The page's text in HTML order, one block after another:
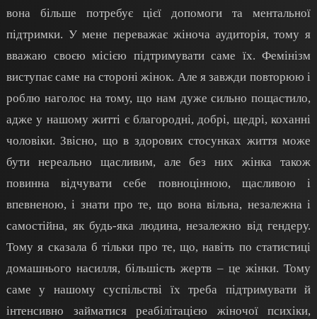
вона більше потребує цієї допомоги та ментальної
підтримки. У мене переважає жіноча аудиторія, тому я
вважаю своєю місією підтримувати саме їх. Фемінізм
виступає саме на стороні жінок. Але я завжди повторюю і
роблю наголос на тому, що нам дуже сильно пощастило,
адже у нашому житті є благородні, добрі, щедрі, коханні
чоловіки. Звісно, що в здорових стосунках життя може
бути нереально щасливим, але без них жінка також
повинна відчувати себе повноцінною, щасливою і
впевненою, і знати про те, що вона вільна, незалежна і
самостійна, як будь-яка людина, незалежно від гендеру.
Тому я сказала б тільки про те, що, навіть по статистиці
домашнього насилля, більшість жертв – це жінки. Тому
саме у нашому суспільстві їх треба підтримувати й
інтенсивно займатися реабілітацією жіночої психіки,